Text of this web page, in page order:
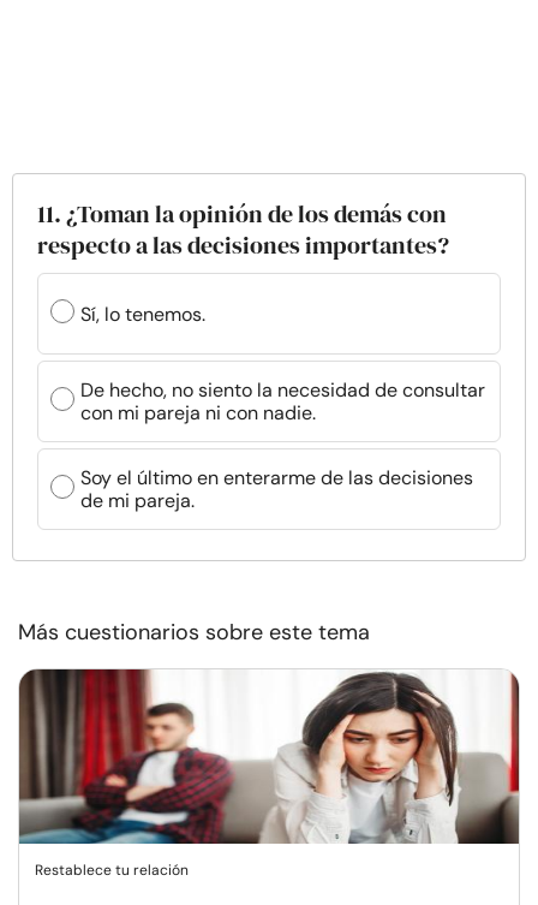
11. ¿Toman la opinión de los demás con
respecto a las decisiones importantes?
Sí, lo tenemos.
De hecho, no siento la necesidad de consultar
con mi pareja ni con nadie.
Soy el último en enterarme de las decisiones
de mi pareja.
Más cuestionarios sobre este tema
Restablece tu relación